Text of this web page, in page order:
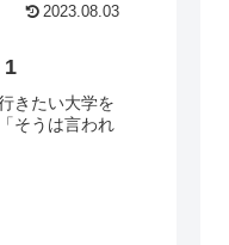
2023.08.03
1
きたい大学を
そうは言われ